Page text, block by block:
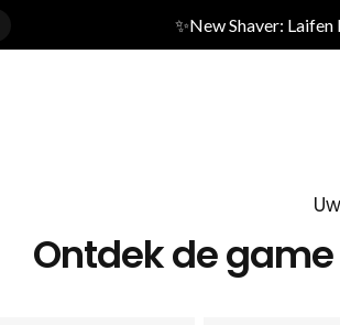
✨New Shaver:
Ontdek de